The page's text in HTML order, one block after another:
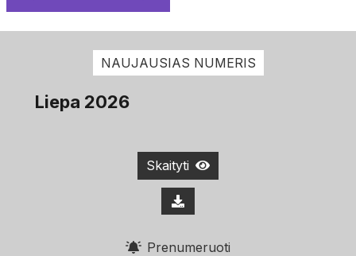
NAUJAUSIAS NUMERIS
Liepa 2026
Skaityti
Prenumeruoti